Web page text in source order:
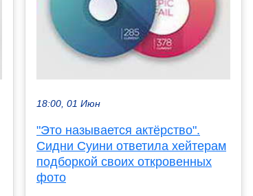
18:00, 01 Июн
"Это называется актёрство".
Сидни Суини ответила хейтерам
подборкой своих откровенных
фото